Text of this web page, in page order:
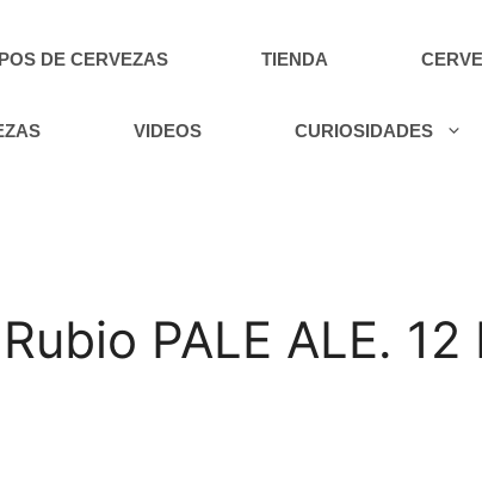
DE CERVEZAS TIENDA
VIDEOS CURIOSIDADES
PALE ALE.